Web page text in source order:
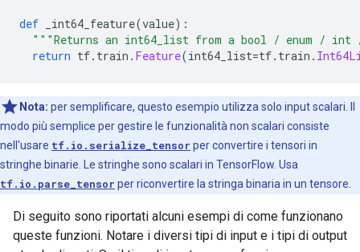
def _int64_feature(value):
"""Returns an int64_list from a bool / enum /
return tf. train . Feature(int64_list=tf. train .
Nota: per semplificare, questo esempio utilizza solo input scalari. Il
modo più semplice per gestire le funzionalità non scalari consiste
nell'usare tf.io.serialize_tensor per convertire i tensori in
stringhe binarie. Le stringhe sono scalari in TensorFlow. Usa
tf.io.parse_tensor per riconvertire la stringa binaria in un tensore.
Di seguito sono riportati alcuni esempi di come funzionano
queste funzioni. Notare i diversi tipi di input e i tipi di output